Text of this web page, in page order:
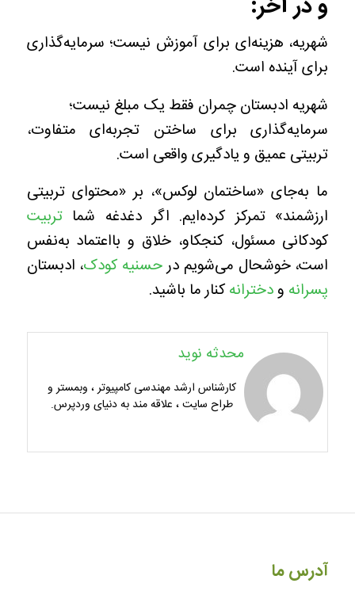
و در آخر:
شهریه، هزینه‌ای برای آموزش نیست؛ سرمایه‌گذاری
برای آینده است.
شهریه ادبستان چمران فقط یک مبلغ نیست؛
سرمایه‌گذاری برای ساختن تجربه‌ای متفاوت،
تربیتی عمیق و یادگیری واقعی است.
ما به‌جای «ساختمان لوکس»، بر «محتوای تربیتی
ارزشمند» تمرکز کرده‌ایم. اگر دغدغه شماتربیت
کودکانی مسئول، کنجکاو، خلاق و بااعتماد به‌نفس
است، خوشحال می‌شویم درحسنیه کودک، ادبستان
پسرانه ودخترانهکنار ما باشید.
محدثه نوید
کارشناس ارشد مهندسی کامپیوتر ، وبمستر و
طراح سایت ، علاقه مند به دنیای وردپرس.
آدرس ما